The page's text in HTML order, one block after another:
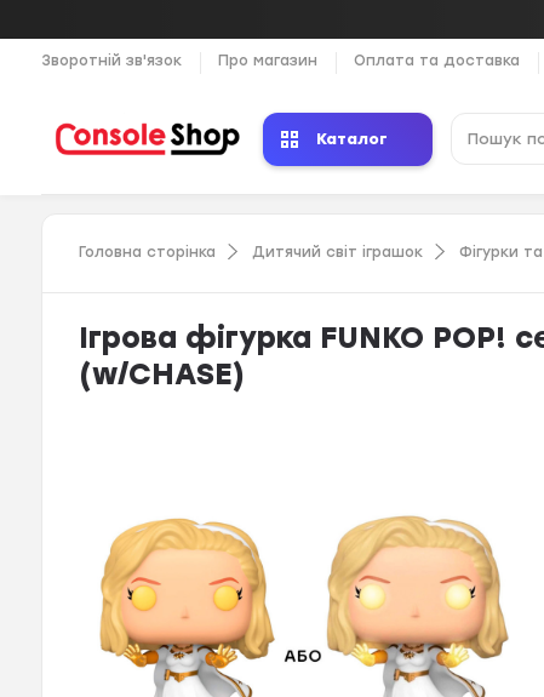
Зворотній зв'язок Про магазин Оплата та доставка
Каталог
Головна сторінка Дитячий світ іграшок Фігурки
Ігрова фігурка FUNKO POP!
(w/CHASE)